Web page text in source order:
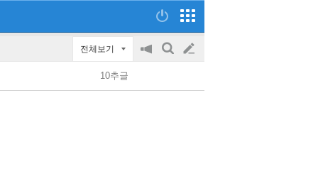
전체보기
공
on/off
검
글
쓰
10추글